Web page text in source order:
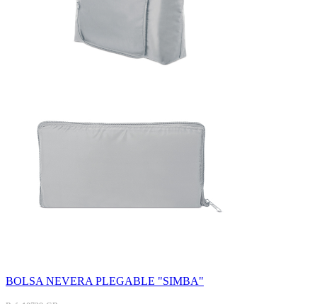
BOLSA NEVERA PLEGABLE "SIMBA"